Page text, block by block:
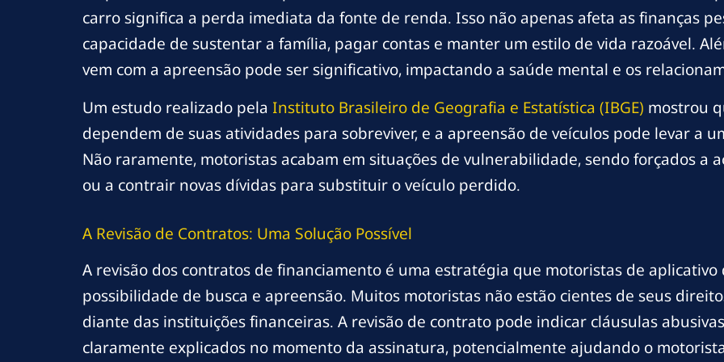
carro significa a perda imediata da fonte de renda. Isso não apenas afeta as finanças
capacidade de sustentar a família, pagar contas e manter um estilo de vida razoável.
vem com a apreensão pode ser significativo, impactando a saúde mental e os
Um estudo realizado pela Instituto Brasileiro de Geografia e Estatística (IBGE) mostrou
dependem de suas atividades para sobreviver, e a apreensão de veículos pode levar a
Não raramente, motoristas acabam em situações de vulnerabilidade, sendo forçados a
ou a contrair novas dívidas para substituir o veículo perdido.
A Revisão de Contratos: Uma Solução Possível
A revisão dos contratos de financiamento é uma estratégia que motoristas de
possibilidade de busca e apreensão. Muitos motoristas não estão cientes de seus
diante das instituições financeiras. A revisão de contrato pode indicar cláusulas
claramente explicados no momento da assinatura, potencialmente ajudando o